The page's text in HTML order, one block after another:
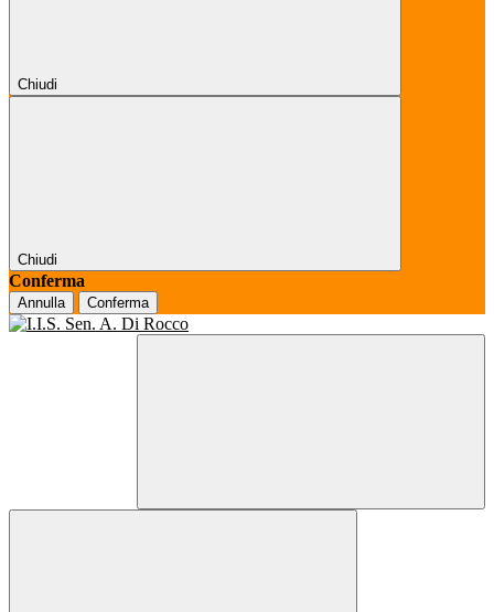
Chiudi
Chiudi
Conferma
Annulla Conferma